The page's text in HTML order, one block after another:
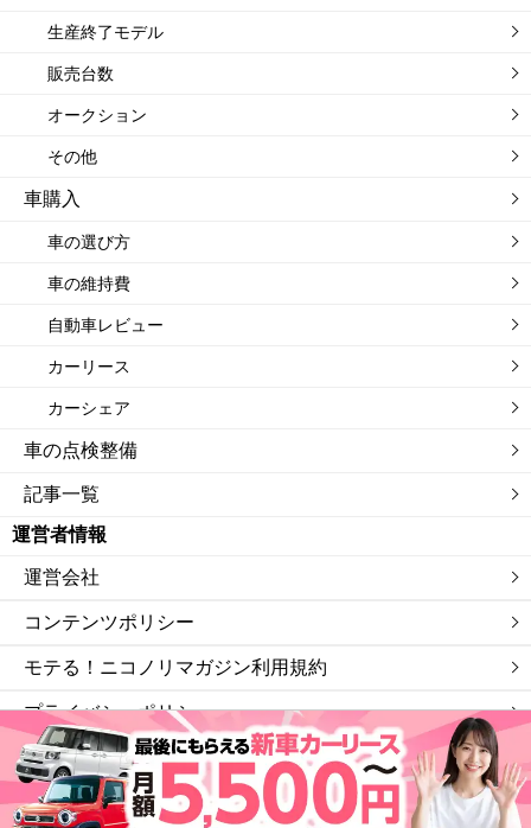
生産終了モデル
販売台数
オークション
その他
車購入
車の選び方
車の維持費
自動車レビュー
カーリース
カーシェア
車の点検整備
記事一覧
運営者情報
運営会社
コンテンツポリシー
モテる！ニコノリマガジン利用規約
プライバシーポリシー
サイトマップ
私たちは「ニコニコレンタカー」を運営する会社です。